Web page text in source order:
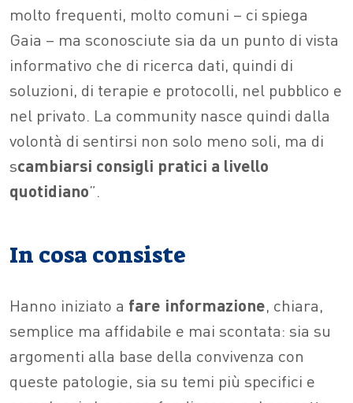
molto frequenti, molto comuni – ci spiega
Gaia – ma sconosciute sia da un punto di vista
informativo che di ricerca dati, quindi di
soluzioni, di terapie e protocolli, nel pubblico e
nel privato. La community nasce quindi dalla
volontà di sentirsi non solo meno soli, ma di
scambiarsi consigli pratici a livello
quotidiano”.
In cosa consiste
Hanno iniziato a fare informazione, chiara,
semplice ma affidabile e mai scontata: sia su
argomenti alla base della convivenza con
queste patologie, sia su temi più specifici e